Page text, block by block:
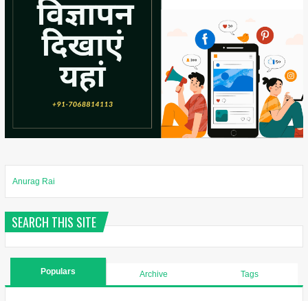
Anurag Rai
SEARCH THIS SITE
Populars Archive Tags